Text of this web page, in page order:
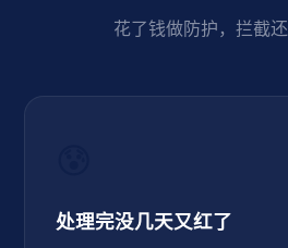
花了钱做防护，拦截还
处理完没几天又红了